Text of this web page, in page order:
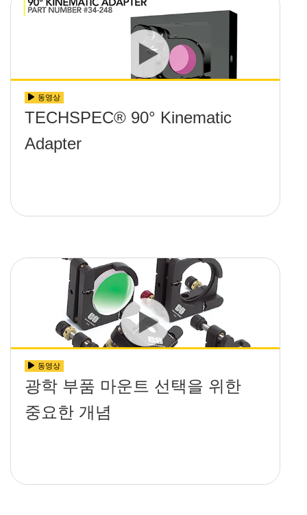
동영상
TECHSPEC® 90° Kinematic
Adapter
동영상
광학 부품 마운트 선택을 위한
중요한 개념